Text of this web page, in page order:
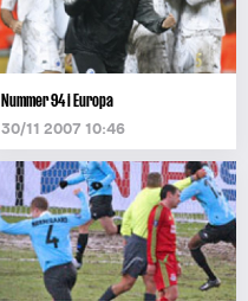
Nummer 94 i Europa
30/11 2007 10:46